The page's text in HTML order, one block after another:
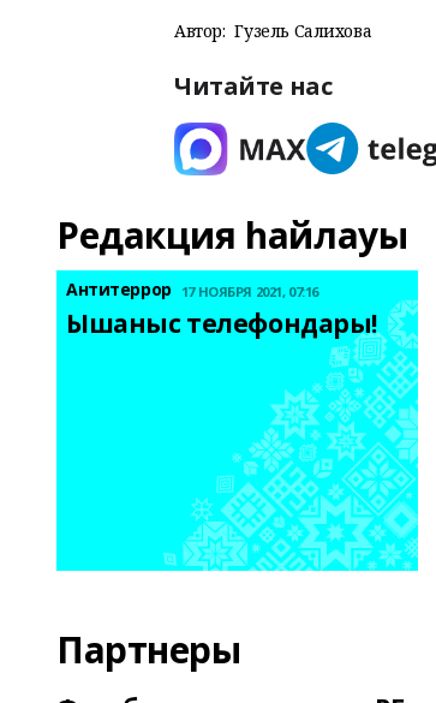
Автор: Гузель Салихова
Читайте нас
Редакция һайлауы
Антитеррор 17 НОЯБРЯ 2021, 07:16
Ышаныс телефондары!
Партнеры